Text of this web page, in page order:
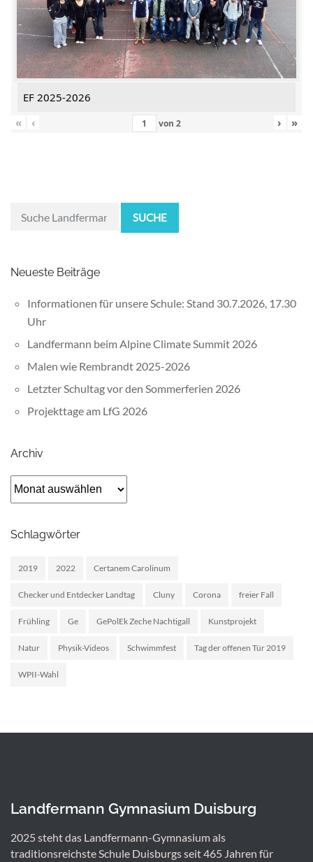
EF 2025-2026
«
‹ von 2 › »
SUCHE
Neueste Beiträge
Informationen für unsere Schule: Stand 30.7.2026, 17.30
Uhr
Landfermann beim Alpine Climate Summit 2026
Malen wie Rembrandt 2025-2026
Letzter Schultag vor den Sommerferien 2026
Projekttage am LfG 2026
Archiv
Archiv
Schlagwörter
2019 2022 Certanem Carolinum
Checker und Entdecker Landtag Cluny Corona freier Fall
Frühling Ge GePolEk Zeche Nachtigall Kunstprojekt
Natur Physik-Videos Schwimmfest Tag der offenen Tür 2019
WPII-Wahl
Landfermann Gymnasium Duisburg
2025 steht das Landfermann-Gymnasium als
traditionsreichste Schule Duisburgs seit 465 Jahren für